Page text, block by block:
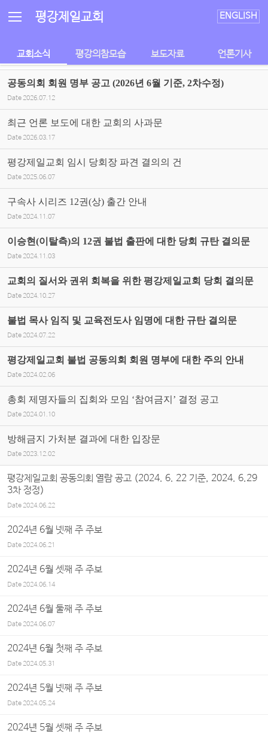
평강제일교회 ENGLISH
교회소식 평강의참모습 보도자료 언론기사
공동의회 회원 명부 공고 (2026년 6월 기준, 2차수정)
Date 2026.07.12
최근 언론 보도에 대한 교회의 사과문
Date 2026.03.17
평강제일교회 임시 당회장 파견 결의의 건
Date 2025.06.07
구속사 시리즈 12권(상) 출간 안내
Date 2024.11.07
이승현(이탈측)의 12권 불법 출판에 대한 당회 규탄 결의문
Date 2024.11.03
교회의 질서와 권위 회복을 위한 평강제일교회 당회 결의문
Date 2024.10.27
불법 목사 임직 및 교육전도사 임명에 대한 규탄 결의문
Date 2024.07.22
평강제일교회 불법 공동의회 회원 명부에 대한 주의 안내
Date 2024.02.06
총회 제명자들의 집회와 모임 ‘참여금지’ 결정 공고
Date 2024.01.10
방해금지 가처분 결과에 대한 입장문
Date 2023.12.02
평강제일교회 공동의회 열람 공고 (2024. 6. 22 기준, 2024. 6.29
3차 정정)
Date2024.06.22
2024년 6월 넷째 주 주보
Date2024.06.21
2024년 6월 셋째 주 주보
Date2024.06.14
2024년 6월 둘째 주 주보
Date2024.06.07
2024년 6월 첫째 주 주보
Date2024.05.31
2024년 5월 넷째 주 주보
Date2024.05.24
2024년 5월 셋째 주 주보